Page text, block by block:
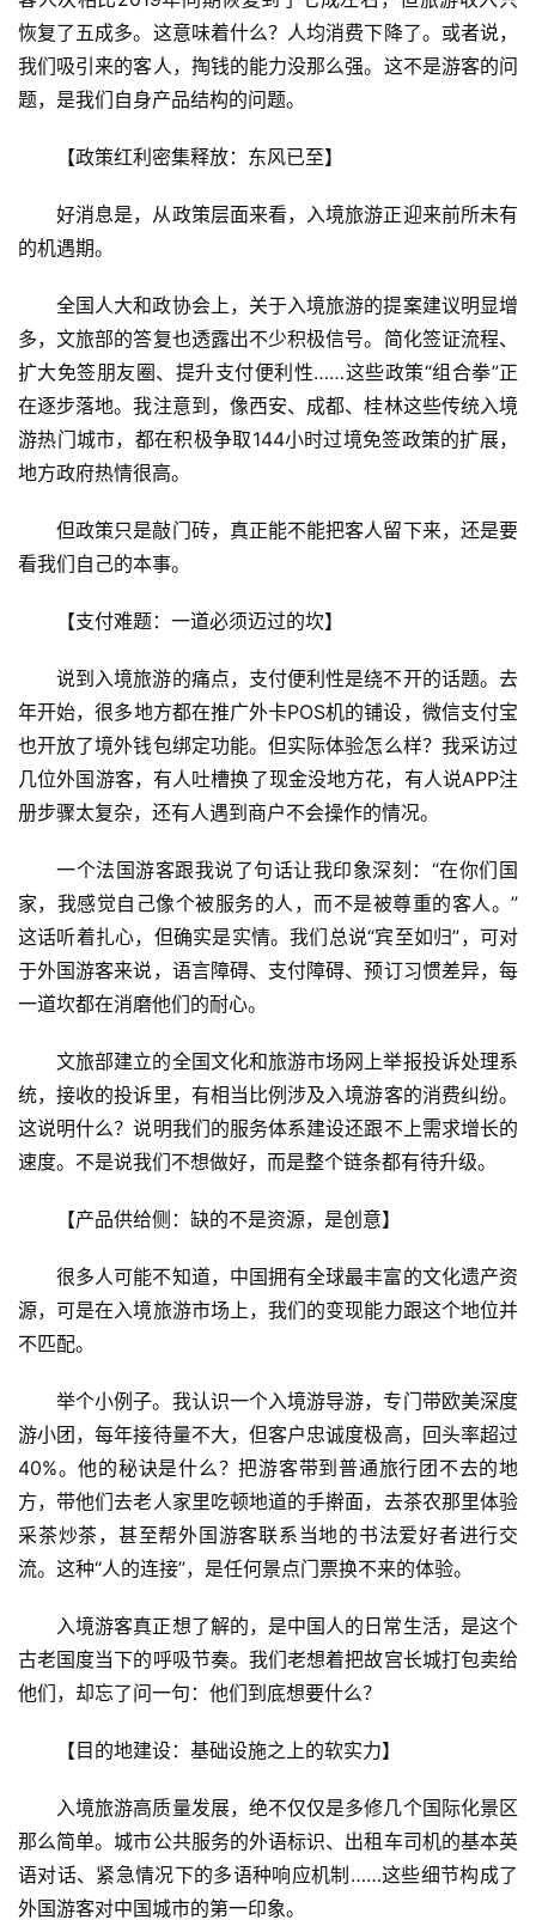
恢复了五成多。这意味着什么？人均消费下降了。或者说，
我们吸引来的客人，掏钱的能力没那么强。这不是游客的问
题，是我们自身产品结构的问题。
【政策红利密集释放：东风已至】
好消息是，从政策层面来看，入境旅游正迎来前所未有
的机遇期。
全国人大和政协会上，关于入境旅游的提案建议明显增
多，文旅部的答复也透露出不少积极信号。简化签证流程、
扩大免签朋友圈、提升支付便利性……这些政策“组合拳”正
在逐步落地。我注意到，像西安、成都、桂林这些传统入境
游热门城市，都在积极争取144小时过境免签政策的扩展，
地方政府热情很高。
但政策只是敲门砖，真正能不能把客人留下来，还是要
看我们自己的本事。
【支付难题：一道必须迈过的坎】
说到入境旅游的痛点，支付便利性是绕不开的话题。去
年开始，很多地方都在推广外卡POS机的铺设，微信支付宝
也开放了境外钱包绑定功能。但实际体验怎么样？我采访过
几位外国游客，有人吐槽换了现金没地方花，有人说APP注
册步骤太复杂，还有人遇到商户不会操作的情况。
一个法国游客跟我说了句话让我印象深刻：“在你们国
家，我感觉自己像个被服务的人，而不是被尊重的客人。”
这话听着扎心，但确实是实情。我们总说“宾至如归”，可对
于外国游客来说，语言障碍、支付障碍、预订习惯差异，每
一道坎都在消磨他们的耐心。
文旅部建立的全国文化和旅游市场网上举报投诉处理系
统，接收的投诉里，有相当比例涉及入境游客的消费纠纷。
这说明什么？说明我们的服务体系建设还跟不上需求增长的
速度。不是说我们不想做好，而是整个链条都有待升级。
【产品供给侧：缺的不是资源，是创意】
很多人可能不知道，中国拥有全球最丰富的文化遗产资
源，可是在入境旅游市场上，我们的变现能力跟这个地位并
不匹配。
举个小例子。我认识一个入境游导游，专门带欧美深度
游小团，每年接待量不大，但客户忠诚度极高，回头率超过
40%。他的秘诀是什么？把游客带到普通旅行团不去的地
方，带他们去老人家里吃顿地道的手擀面，去茶农那里体验
采茶炒茶，甚至帮外国游客联系当地的书法爱好者进行交
流。这种“人的连接”，是任何景点门票换不来的体验。
入境游客真正想了解的，是中国人的日常生活，是这个
古老国度当下的呼吸节奏。我们老想着把故宫长城打包卖给
他们，却忘了问一句：他们到底想要什么？
【目的地建设：基础设施之上的软实力】
入境旅游高质量发展，绝不仅仅是多修几个国际化景区
那么简单。城市公共服务的外语标识、出租车司机的基本英
语对话、紧急情况下的多语种响应机制……这些细节构成了
外国游客对中国城市的第一印象。